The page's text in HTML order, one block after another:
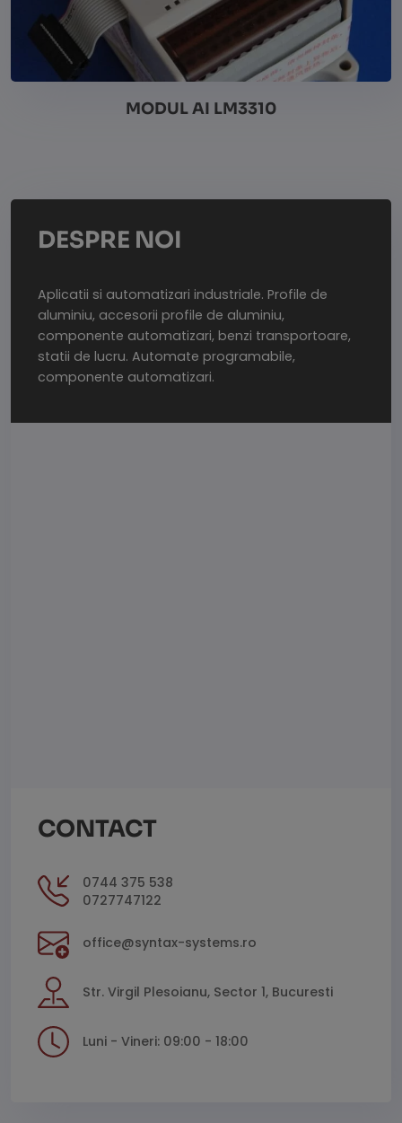
MODUL AI LM3310
DESPRE NOI
Aplicatii si automatizari industriale. Profile de
aluminiu, accesorii profile de aluminiu,
componente automatizari, benzi transportoare,
statii de lucru. Automate programabile,
componente automatizari.
CONTACT
0744 375 538
0727747122
office@syntax-systems.ro
Str. Virgil Plesoianu, Sector 1, Bucuresti
Luni - Vineri: 09:00 - 18:00